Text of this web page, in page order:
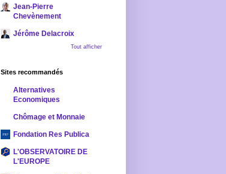
Jean-Pierre
Chevènement
Jérôme Delacroix
Tout afficher
Sites recommandés
Alternatives
Economiques
Chômage et Monnaie
Fondation Res Publica
L'OBSERVATOIRE DE
L'EUROPE